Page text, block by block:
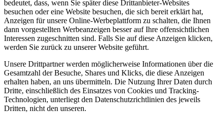
bedeutet, dass, wenn Sie später diese Drittanbieter-Websites
besuchen oder eine Website besuchen, die sich bereit erklärt hat,
Anzeigen für unsere Online-Werbeplattform zu schalten, die Ihnen
dann vorgestellten Werbeanzeigen besser auf Ihre offensichtlichen
Interessen zugeschnitten sind. Falls Sie auf diese Anzeigen klicken,
werden Sie zurück zu unserer Website geführt.
Unsere Drittpartner werden möglicherweise Informationen über die
Gesamtzahl der Besuche, Shares und Klicks, die diese Anzeigen
erhalten haben, an uns übermitteln. Die Nutzung Ihrer Daten durch
Dritte, einschließlich des Einsatzes von Cookies und Tracking-
Technologien, unterliegt den Datenschutzrichtlinien des jeweils
Dritten, nicht den unseren.